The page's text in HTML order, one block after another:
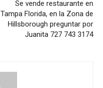
Se vende restaurante en
Tampa Florida, en la Zona de
Hillsborough preguntar por
Juanita 727 743 3174